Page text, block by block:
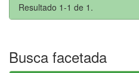
Resultado 1-1 de 1.
Busca facetada